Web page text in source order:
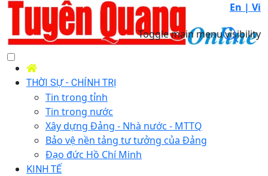
En | Vi
Toggle main menu visibility
THỜI SỰ - CHÍNH TRỊ
Tin trong tỉnh
Tin trong nước
Xây dựng Đảng - Nhà nước - MTTQ
Bảo vệ nền tảng tư tưởng của Đảng
Đạo đức Hồ Chí Minh
KINH TẾ